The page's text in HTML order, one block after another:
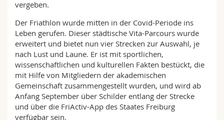
vergeben.
Der Friathlon wurde mitten in der Covid-Periode ins
Leben gerufen. Dieser städtische Vita-Parcours wurde
erweitert und bietet nun vier Strecken zur Auswahl, je
nach Lust und Laune. Er ist mit sportlichen,
wissenschaftlichen und kulturellen Fakten bestückt, die
mit Hilfe von Mitgliedern der akademischen
Gemeinschaft zusammengestellt wurden, und wird ab
Anfang September über Schilder entlang der Strecke
und über die FriActiv-App des Staates Freiburg
verfügbar sein.